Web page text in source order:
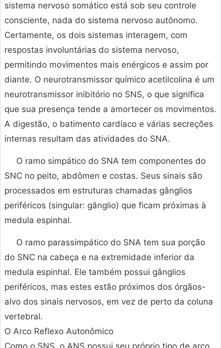
sistema nervoso somático está sob seu controle
consciente, nada do sistema nervoso autônomo.
Certamente, os dois sistemas interagem, com
respostas involuntárias do sistema nervoso,
permitindo movimentos mais enérgicos e assim por
diante. O neurotransmissor químico acetilcolina é um
neurotransmissor inibitório no SNS, o que significa
que sua presença tende a amortecer os movimentos.
A digestão, o batimento cardíaco e várias secreções
internas resultam das atividades do SNA.
O ramo simpático do SNA tem componentes do
SNC no peito, abdômen e costas. Seus sinais são
processados em estruturas chamadas gânglios
periféricos (singular: gânglio) que ficam próximas à
medula espinhal.
O ramo parassimpático do SNA tem sua porção
do SNC na cabeça e na extremidade inferior da
medula espinhal. Ele também possui gânglios
periféricos, mas estes estão próximos dos órgãos-
alvo dos sinais nervosos, em vez de perto da coluna
vertebral.
O Arco Reflexo Autonômico